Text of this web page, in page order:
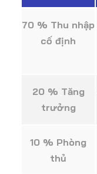
70 % Thu nhập
cố định
20 % Tăng
trưởng
10 % Phòng
thủ